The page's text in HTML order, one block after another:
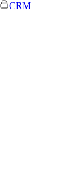
CRM